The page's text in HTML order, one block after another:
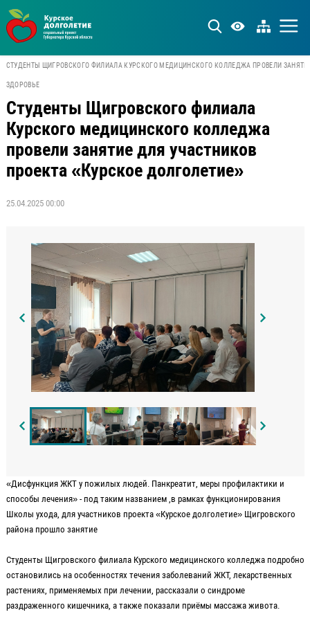
СТУДЕНТЫ ЩИГРОВСКОГО ФИЛИАЛА КУРСКОГО МЕДИЦИНСКОГО КОЛЛЕДЖА ПРОВЕЛИ
ЗДОРОВЬЕ
Студенты Щигровского филиала
Курского медицинского колледжа
провели занятие для участников
проекта «Курское долголетие»
25.04.2025 00:00
«Дисфункция ЖКТ у пожилых людей. Панкреатит, меры профилактики и
способы лечения» - под таким названием ,в рамках функционирования
Школы ухода, для участников проекта «Курское долголетие» Щигровского
района прошло занятие
Студенты Щигровского филиала Курского медицинского колледжа подробно
остановились на особенностях течения заболеваний ЖКТ, лекарственных
растениях, применяемых при лечении, рассказали о синдроме
раздраженного кишечника, а также показали приёмы массажа живота.